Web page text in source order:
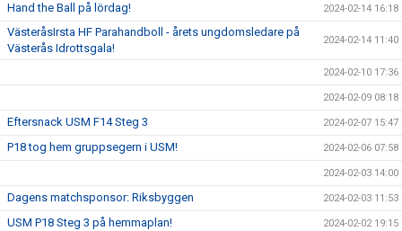
Hand the Ball på lördag! 2024-02-14 16:18
VästeråsIrsta HF Parahandboll - årets ungdomsledare på
Västerås Idrottsgala!
2024-02-14 11:40
2024-02-10 17:36
2024-02-09 08:18
Eftersnack USM F14 Steg 3 2024-02-07 15:47
P18 tog hem gruppsegern i USM! 2024-02-06 07:58
2024-02-03 14:00
Dagens matchsponsor: Riksbyggen 2024-02-03 11:53
USM P18 Steg 3 på hemmaplan! 2024-02-02 19:15